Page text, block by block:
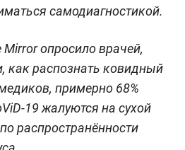
самодиагностикой.
опросило врачей,
как распознать ковидный
примерно 68%
19 жалуются на сухой
распространённости